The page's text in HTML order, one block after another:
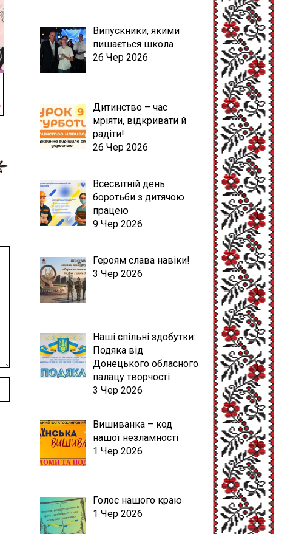
Випускники, якими
пишається школа
26 Чер 2026
Дитинство – час
мріяти, відкривати й
радіти!
26 Чер 2026
Всесвітній день
боротьби з дитячою
працею
9 Чер 2026
Героям слава навіки!
3 Чер 2026
Наші спільні здобутки:
Подяка від
Донецького обласного
палацу творчості
3 Чер 2026
Вишиванка – код
нашої незламності
1 Чер 2026
Голос нашого краю
1 Чер 2026